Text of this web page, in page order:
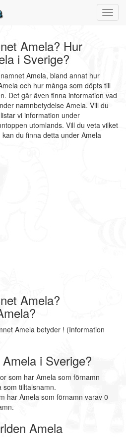
Amela? Hur
i Sverige?
Amela, bland annat hur
och hur många som döpts till
Det går även finna information vad
namnbetydelse Amela. Vill du
vi information under
utomlands. Vill du veta vilket
du finna detta under Amela
Amela?
Amela betyder ! (Information
i Sverige?
som har Amela som förnamn
som tilltalsnamn.
har Amela som förnamn varav 0
Amela